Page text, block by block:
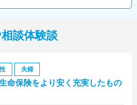
談体験談
夫婦
命保険をより安く充実したもの